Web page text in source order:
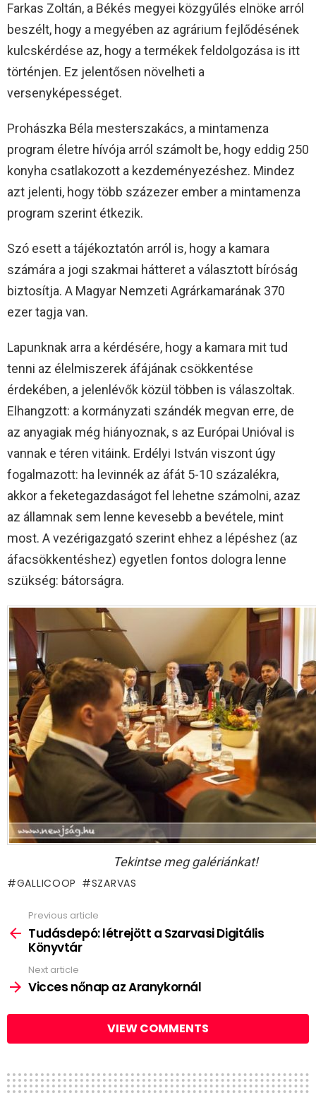
Farkas Zoltán, a Békés megyei közgyűlés elnöke arról
beszélt, hogy a megyében az agrárium fejlődésének
kulcskérdése az, hogy a termékek feldolgozása is itt
történjen. Ez jelentősen növelheti a
versenyképességet.
Prohászka Béla mesterszakács, a mintamenza
program életre hívója arról számolt be, hogy eddig 250
konyha csatlakozott a kezdeményezéshez. Mindez
azt jelenti, hogy több százezer ember a mintamenza
program szerint étkezik.
Szó esett a tájékoztatón arról is, hogy a kamara
számára a jogi szakmai hátteret a választott bíróság
biztosítja. A Magyar Nemzeti Agrárkamarának 370
ezer tagja van.
Lapunknak arra a kérdésére, hogy a kamara mit tud
tenni az élelmiszerek áfájának csökkentése
érdekében, a jelenlévők közül többen is válaszoltak.
Elhangzott: a kormányzati szándék megvan erre, de
az anyagiak még hiányoznak, s az Európai Unióval is
vannak e téren vitáink. Erdélyi István viszont úgy
fogalmazott: ha levinnék az áfát 5-10 százalékra,
akkor a feketegazdaságot fel lehetne számolni, azaz
az államnak sem lenne kevesebb a bevétele, mint
most. A vezérigazgató szerint ehhez a lépéshez (az
áfacsökkentéshez) egyetlen fontos dologra lenne
szükség: bátorságra.
Tekintse meg galériánkat!
GALLICOOP SZARVAS
more
Previous article
Tudásdepó: létrejött a Szarvasi Digitális
Könyvtár
Next article
Vicces nőnap az Aranykornál
VIEW COMMENTS